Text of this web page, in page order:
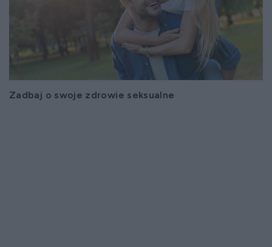
Zadbaj o swoje zdrowie seksualne